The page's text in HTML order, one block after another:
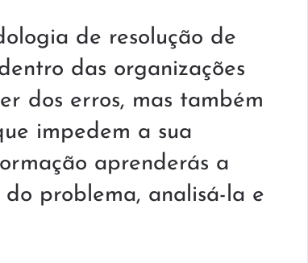
de resolução de
das organizações
dos erros, mas também
impedem a sua
aprenderás a
problema, analisá-la e